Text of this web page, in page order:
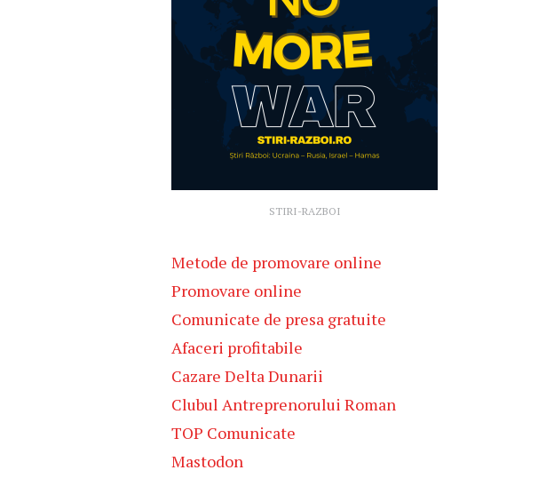
STIRI-RAZBOI
Metode de promovare online
Promovare online
Comunicate de presa gratuite
Afaceri profitabile
Cazare Delta Dunarii
Clubul Antreprenorului Roman
TOP Comunicate
Mastodon